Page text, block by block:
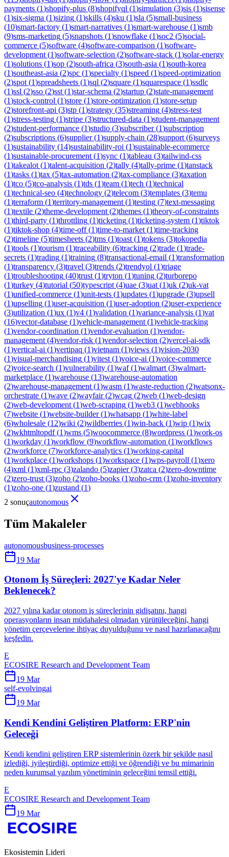
payments (1)shopify-plus (8)shopifyql (1)simulation (3)sis (1)sisense
(1)six-sigma (1)sizing (1)skills (4)sku (1)sla (5)small-business
(10)smart-factory (1)smart-narratives (1)smart-warehouse (1)smb
(9)sms-marketing (5)snapshots (1)snowflake (1)soc2 (5)social-
commerce (5)software (4)software-comparison (1)software-
development (1)software-selection (2)software-stack (1)solar-energy
(1)solutions (1)sop (2)south-africa (3)south-asia (1)south-korea
(1)southeast-asia (2)spc (1)specialty (1)speed (1)speed-optimization
(2)spot (1)spreadsheets (1)sql (2)square (1)squarespace (1)ssdlc
(1)ssl (2)sso (2)sst (1)star-schema (2)startup (2)state-management
(1)stock-control (1)store (1)store-optimization (1)store-setup
(2)storefront-api (3)stp (1)strategy (35)streaming (4)stress-test
(1)stress-testing (1)stripe (3)structured-data (1)student-management
(2)student-performance (1)studio (3)subscriber(1)subscription
(2)subscriptions (6)supplier(1)supply-chain (28)support (6)surveys
(1)sustainability (14)sustainability-roi (1)sustainable-ecommerce
(1)sustainable-procurement (1)sync (1)tableau (3)tailwind-css
(1)takealot (1)talent-acquisition (2)tally (4)tally-prime (1)tanstack
(1)tasks (1)tax (5)tax-automation (2)tax-compliance (3)taxation
(1)tco (5)tco-analysis (1)tds (1)team (1)tech (1)technical
(1)technical-seo (4)technology (2)telecom (3)templates (3)temu
(1)terraform (1)territory-management (1)testing (7)text-messaging
(1)textile (2)theme-development (2)themes (1)theory-of-constraints
(1)third-party (1)throttling (1)ticketing (1)ticketing-system (1)tiktok
(1)tiktok-shop (4)time-off(1)time-to-market (1)time-tracking
(2)timeline (5)timesheets (2)tms (1)toast (1)tokens (3)tokopedia
(1)tools (1)tourism (1)traceability (6)tracking (2)trade (1)trade-
secrets (1)trading (1)training (8)transactional-email (1)transformation
(1)transparency (3)travel (3)trends (2)trendyol (1)triage
(1)troubleshooting (40)trust (1)tryton (1)tuning (2)turborepo
(1)turkey (4)tutorial (50)typescript (4)uae (3)uat (1)uk (2)uk-vat
(1)unified-commerce (1)unit-tests (1)updates (1)upgrade (3)upsell
(1)upselling (1)user-acquisition (1)user-adoption (2)user-experience
(3)utilization (1)ux (1)v4 (1)validation (1)variance-analysis (1)vat
(16)vector-database (1)vehicle-management (1)vehicle-tracking
(1)vendor-coordination (1)vendor-evaluation (1)vendor-
management (4)vendor-risk (1)vendor-selection (2)vercel-ai-sdk
(1)vertical-ai (1)vertipaq (1)vietnam (1)views (1)vision-2030
(1)visual-merchandising (1)vitest (1)voice-ai (1)voice-commerce
(2)voice-search (1)vulnerability (1)waf(1)walmart (3)walmart-
marketplace (1)warehouse (13)warehouse-automation
(2)warehouse-management (1)wasm (1)waste-reduction (2)watsonx-
orchestrate (1)wave (2)wayfair(2)wcag (2)web (1)web-design
(2)web-development (1)web-scraping (1)web3 (1)webhooks
(7)website (1)website-builder(1)whatsapp (1)white-label
(6)wholesale (12)wiki (2)wildberries (1)win-back (1)wip (1)wix
(2)wkhtmltopdf(1)wms (5)woocommerce (8)wordpress (1)work-os
(1)workday (1)workflow (9)workflow-automation (1)workflows
(2)workforce (7)workforce-analytics (1)working-capital
(1)workplace (1)workshops (1)workspace (1)wps-payroll (1)xero
(4)xml (1)xml-rpc (3)zalando (5)zapier(3)zatca (2)zero-downtime
(2)zero-trust (3)zoho (2)zoho-books (1)zoho-crm (1)zoho-inventory
(1)zoho-one (1)zustand (1)
2 sonuçautonomous
Tüm Makaleler
autonomousbusiness-processes
19 Mar
Otonom İş Süreçleri: 2027'ye Kadar Neler
Beklenecek?
2027 yılına kadar otonom iş süreçlerinin gidişatını, hangi
operasyonların insan müdahalesi olmadan yürütüleceğini, hangi
yönetim çerçevelerine ihtiyaç duyulduğunu ve nasıl hazırlanacağını
keşfedin.
E
ECOSIRE Research and Development Team
19 Mar
self-evolvingai
19 Mar
Kendi Kendini Geliştiren Platform: ERP'nin
Geleceği
Kendi kendini geliştiren ERP sistemlerinin özerk bir şekilde nasıl
izlediği, iyileştirdiği, optimize ettiği ve öğrendiği ve bu mimarinin
neden kurumsal yazılım yönetiminin geleceğini temsil ettiği.
E
ECOSIRE Research and Development Team
19 Mar
Ekosistemin Lideri